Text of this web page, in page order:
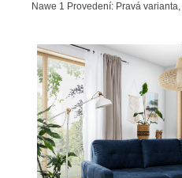
Nawe 1 Provedení: Pravá